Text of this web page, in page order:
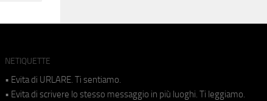
NETIQUETTE
• Evita di URLARE. Ti sentiamo.
• Evita di scrivere lo stesso messaggio in più luoghi. Ti leggiamo.